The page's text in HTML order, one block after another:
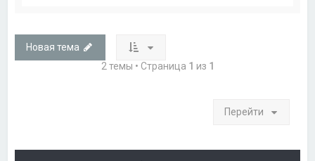
Новая тема
2 темы • Страница 1 из 1
Перейти